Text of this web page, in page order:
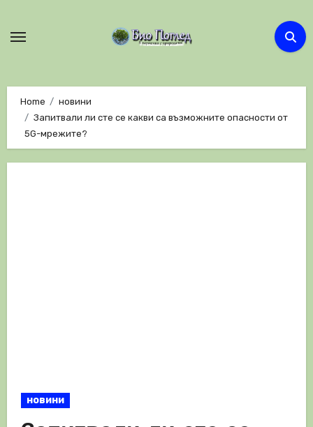
Home
новини
Запитвали ли сте се какви са възможните опасности от
5G-мрежите?
новини